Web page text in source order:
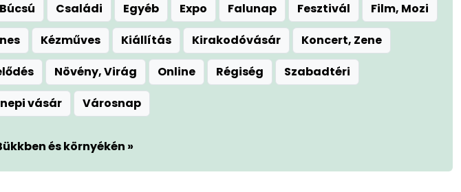
Búcsú Családi Egyéb Expo Falunap Fesztivál
Film, Mozi
Kézműves Kiállítás Kirakodóvásár
Koncert, Zene
Növény, Virág Online Régiség
Szabadtéri
vásár Városnap
és környékén »